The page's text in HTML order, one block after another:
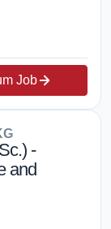
Job
-
and